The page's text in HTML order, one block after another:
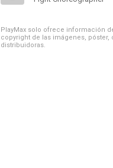
PlayMax solo ofrece información
copyright de las imágenes,
distribuidoras.